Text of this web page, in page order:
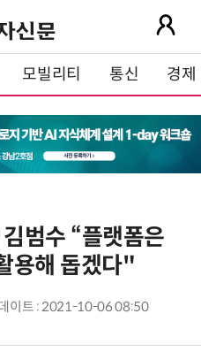
모빌리티 통신 경제
범수 “플랫폼은
용해 돕겠다"
이트 : 2021-10-06 08:50